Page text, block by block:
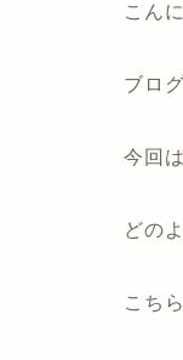
こん
ブロ
今回
どの
こち